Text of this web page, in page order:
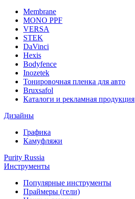
Membrane
MONO PPF
VERSA
STEK
DaVinci
Hexis
Bodyfence
Inozetek
Тонировочная пленка для авто
Bruxsafol
Каталоги и рекламная продукция
Дизайны
Графика
Камуфляжи
Purity Russia
Инструменты
Популярные инструменты
Праймеры (гели)